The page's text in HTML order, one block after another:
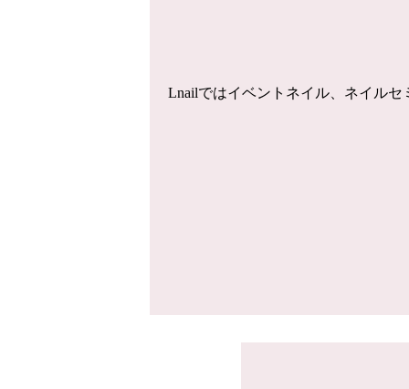
Lnailではイベントネイル、ネイル